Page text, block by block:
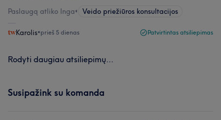
Paslaugą atliko Inga• Veido priežiūros konsultacijos
Karolis•prieš 5 dienas Patvirtintas atsiliepimas
Rodyti daugiau atsiliepimų...
Susipažink su komanda